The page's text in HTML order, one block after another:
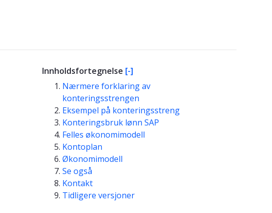
Innholdsfortegnelse [-]
Nærmere forklaring av
konteringsstrengen
Eksempel på konteringsstreng
Konteringsbruk lønn SAP
Felles økonomimodell
Kontoplan
Økonomimodell
Se også
Kontakt
Tidligere versjoner